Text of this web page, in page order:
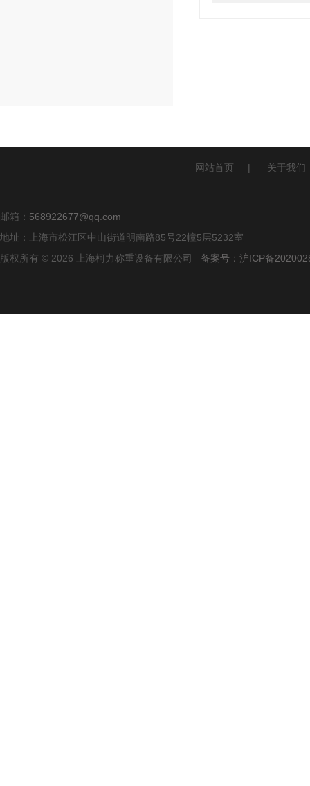
网站首页 | 关于我们
邮箱： 568922677@qq.com
地址：上海市松江区中山街道明南路85号22幢5层5232室
版权所有 © 2026 上海柯力称重设备有限公司 备案号：沪ICP备